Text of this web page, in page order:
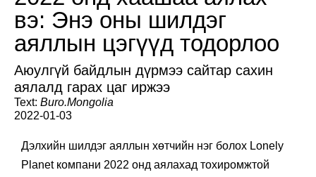
вэ: Энэ оны шилдэг
аяллын цэгүүд тодорлоо
Аюулгүй байдлын дүрмээ сайтар сахин
аялалд гарах цаг иржээ
Text: Buro.Mongolia
2022-01-03
Дэлхийн шилдэг аяллын хөтчийн нэг болох Lonely
Planet компани 2022 онд аялахад тохиромжтой